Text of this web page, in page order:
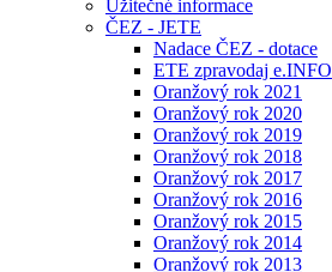
Užitečné informace
ČEZ - JETE
Nadace ČEZ - dotace
ETE zpravodaj e.INFO
Oranžový rok 2021
Oranžový rok 2020
Oranžový rok 2019
Oranžový rok 2018
Oranžový rok 2017
Oranžový rok 2016
Oranžový rok 2015
Oranžový rok 2014
Oranžový rok 2013